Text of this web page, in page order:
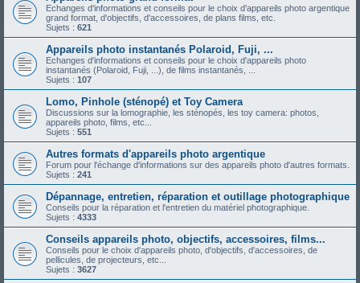
Echanges d'informations et conseils pour le choix d'appareils photo argentique
grand format, d'objectifs, d'accessoires, de plans films, etc.
Sujets : 621
Appareils photo instantanés Polaroid, Fuji, ...
Echanges d'informations et conseils pour le choix d'appareils photo
instantanés (Polaroid, Fuji, ...), de films instantanés, ...
Sujets : 107
Lomo, Pinhole (sténopé) et Toy Camera
Discussions sur la lomographie, les sténopés, les toy camera: photos,
appareils photo, films, etc...
Sujets : 551
Autres formats d'appareils photo argentique
Forum pour l'échange d'informations sur des appareils photo d'autres formats.
Sujets : 241
Dépannage, entretien, réparation et outillage photographique
Conseils pour la réparation et l'entretien du matériel photographique.
Sujets : 4333
Conseils appareils photo, objectifs, accessoires, films...
Conseils pour le choix d'appareils photo, d'objectifs, d'accessoires, de
pellicules, de projecteurs, etc...
Sujets : 3627